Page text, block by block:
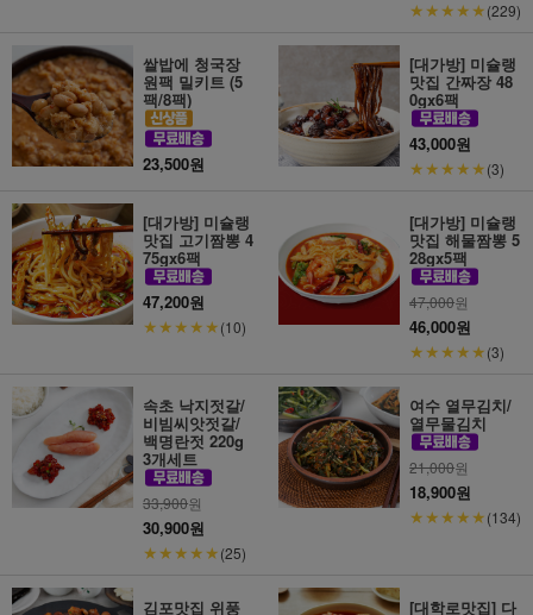
★★★★★(229)
쌀밥에 청국장
원팩 밀키트 (5
팩/8팩)
23,500원
[대가방] 미슐랭
맛집 간짜장 48
0gx6팩
43,000원
★★★★★(3)
[대가방] 미슐랭
맛집 고기짬뽕 4
75gx6팩
47,200원
★★★★★(10)
[대가방] 미슐랭
맛집 해물짬뽕 5
28gx5팩
47,000원
46,000원
★★★★★(3)
속초 낙지젓갈/
비빔씨앗젓갈/
백명란젓 220g
3개세트
33,900원
30,900원
★★★★★(25)
여수 열무김치/
열무물김치
21,000원
18,900원
★★★★★(134)
김포맛집 위풍 [대학로맛집] 다